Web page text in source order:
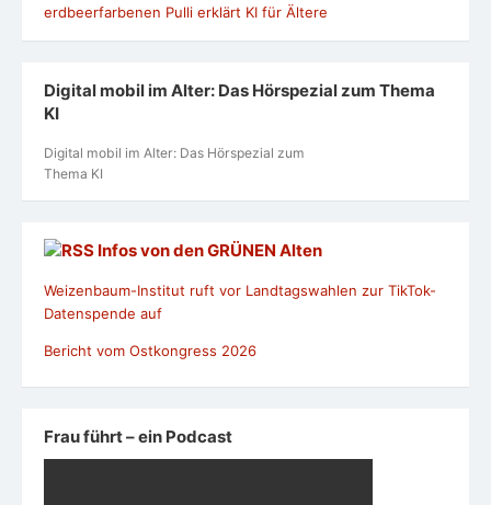
Digital mobil im Alter: Das Hörspezial zum Thema
KI
Digital mobil im Alter: Das Hörspezial zum
Thema KI
Infos von den GRÜNEN Alten
Weizenbaum-Institut ruft vor Landtagswahlen zur TikTok-
Datenspende auf
Bericht vom Ostkongress 2026
Frau führt – ein Podcast